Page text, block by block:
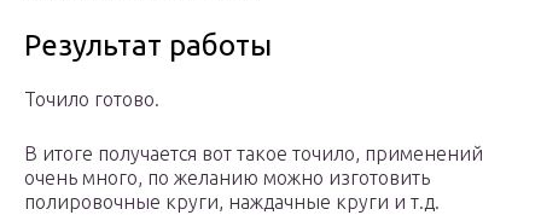
Результат работы
Точило готово.
В итоге получается вот такое точило, применений
очень много, по желанию можно изготовить
полировочные круги, наждачные круги и т.д.